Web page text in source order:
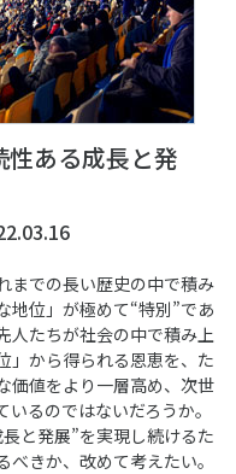
性ある成長と発
までの長い歴史の中で積み
地位」が極めて“特別”であ
人たちが社会の中で積み上
」から得られる恩恵を、た
価値をより一層高め、次世
るのではないだろうか。
と発展”を実現し続けるた
きか、改めて考えたい。